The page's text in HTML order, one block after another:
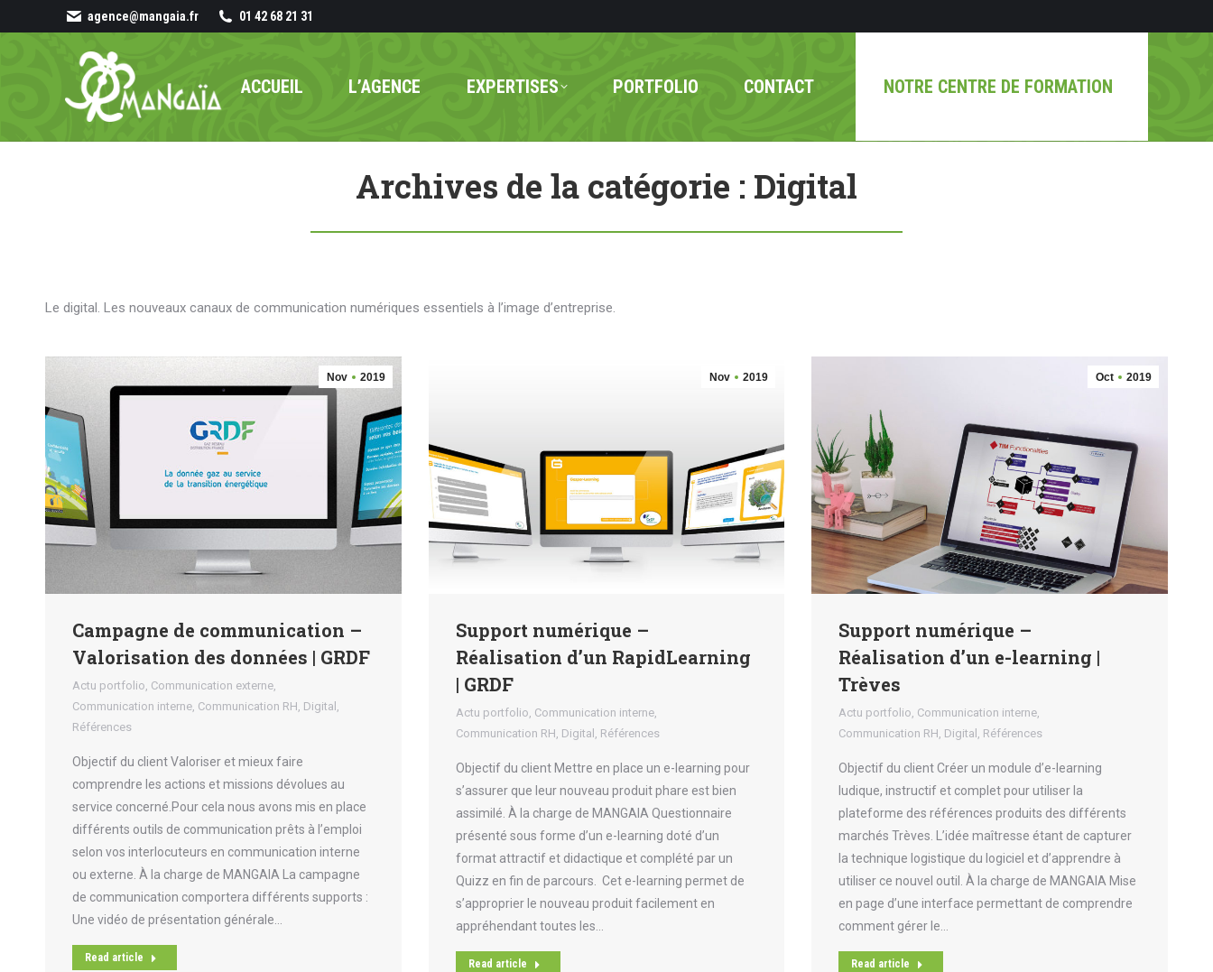
agence@mangaia.fr 01 42 68 21 31
ACCUEIL L’AGENCE EXPERTISES PORTFOLIO CONTACT NOTRE CENTRE DE FORMATION
Archives de la catégorie : Digital
Le digital. Les nouveaux canaux de communication numériques essentiels à l’image d’entreprise.
Nov 2019
Campagne de communication –
Valorisation des données | GRDF
Actu portfolio, Communication externe,
Communication interne, Communication RH, Digital ,
Références
Objectif du client Valoriser et mieux faire
comprendre les actions et missions dévolues au
service concerné.Pour cela nous avons mis en place
différents outils de communication prêts à l’emploi
selon vos interlocuteurs en communication interne
ou externe. À la charge de MANGAIA La campagne
de communication comportera différents supports :
Une vidéo de présentation générale…
Read article
Nov 2019
Support numérique –
Réalisation d’un RapidLearning
| GRDF
Actu portfolio, Communication interne,
Communication RH, Digital , Références
Objectif du client Mettre en place un e-learning pour
s’assurer que leur nouveau produit phare est bien
assimilé. À la charge de MANGAIA Questionnaire
présenté sous forme d’un e-learning doté d’un
format attractif et didactique et complété par un
Quizz en fin de parcours. Cet e-learning permet de
s’approprier le nouveau produit facilement en
appréhendant toutes les…
Read article
Oct 2019
Support numérique –
Réalisation d’un e-learning |
Trèves
Actu portfolio, Communication interne,
Communication RH, Digital , Références
Objectif du client Créer un module d’e-learning
ludique, instructif et complet pour utiliser la
plateforme des références produits des différents
marchés Trèves. L’idée maîtresse étant de capturer
la technique logistique du logiciel et d’apprendre à
utiliser ce nouvel outil. À la charge de MANGAIA Mise
en page d’une interface permettant de comprendre
comment gérer le…
Read article